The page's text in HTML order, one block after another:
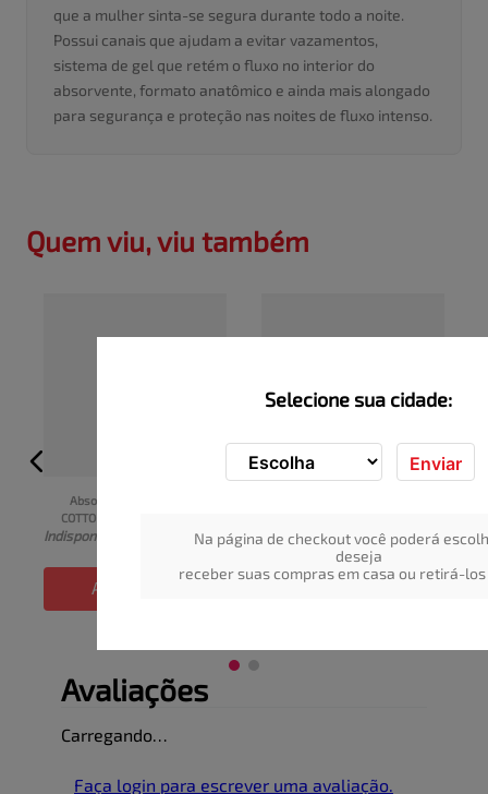
Selecione sua cidade:
Enviar
Na página de checkout você poderá
deseja
receber suas compras em casa ou retirá-
que a mulher sinta-se segura durante todo a noite.
Possui canais que ajudam a evitar vazamentos,
sistema de gel que retém o fluxo no interior do
absorvente, formato anatômico e ainda mais alongado
para segurança e proteção nas noites de fluxo intenso.
Quem viu, viu também
Absorvente Noturno
COTTONBABY Lady com
Abas Suave 8un
Indisponível
ADICIONAR
Abas com Cristais de Gel
Indisponível
Avaliações
Carregando…
Faça login para escrever uma avaliação.